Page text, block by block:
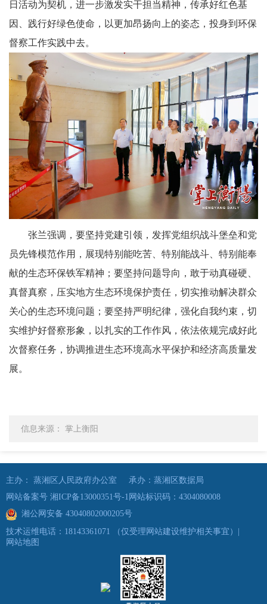
日活动为契机，进一步激发实干担当精神，传承好红色基
因、践行好绿色使命，以更加昂扬向上的姿态，投身到环保
督察工作实践中去。
张兰强调，要坚持党建引领，发挥党组织战斗堡垒和党
员先锋模范作用，展现特别能吃苦、特别能战斗、特别能奉
献的生态环保铁军精神；要坚持问题导向，敢于动真碰硬、
真督真察，压实地方生态环境保护责任，切实推动解决群众
关心的生态环境问题；要坚持严明纪律，强化自我约束，切
实维护好督察形象，以扎实的工作作风，依法依规完成好此
次督察任务，协调推进生态环境高水平保护和经济高质量发
展。
信息来源： 掌上衡阳
主办： 蒸湘区人民政府办公室
承办：蒸湘区数据局
网站备案号 湘ICP备13000351号-1 网站标识码：4304080008
湘公网安备 43040802000205号
技术运维电话：18143361071
（仅受理网站建设维护相关事宜）
网站地图